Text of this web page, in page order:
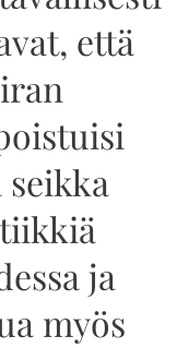
että
seikka
ja
myös